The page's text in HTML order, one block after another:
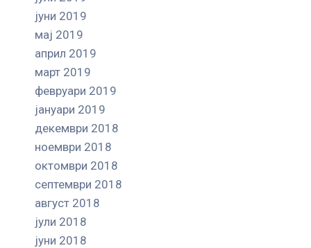
јуни 2019
мај 2019
април 2019
март 2019
февруари 2019
јануари 2019
декември 2018
ноември 2018
октомври 2018
септември 2018
август 2018
јули 2018
јуни 2018